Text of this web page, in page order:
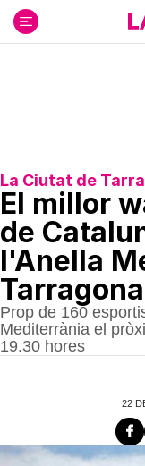
contenido
La Ciutat de
El millor
de
l'Anella
Tarragona
Prop de 160
Mediterrània el
19.30 hores
22